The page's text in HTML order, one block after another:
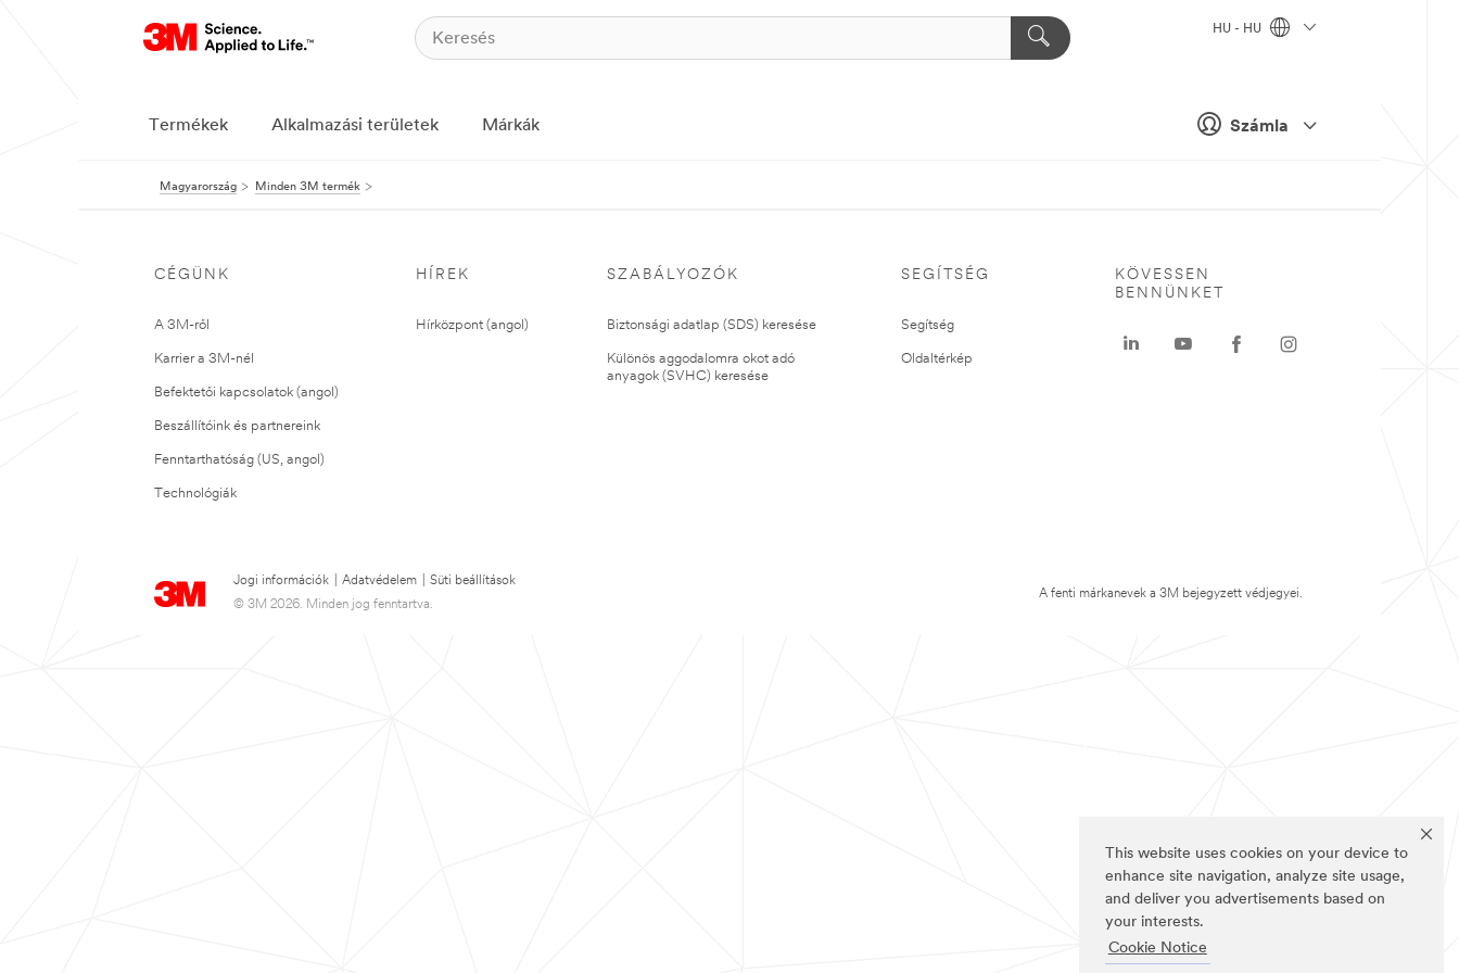
This website uses cookies on your device to
enhance site navigation, analyze site usage,
and deliver you advertisements based on
your interests.
Cookie Notice
Számla
HU - HU
Termékek Alkalmazási területek Márkák
Magyarország Minden 3M termék
CÉGÜNK
A 3M-ről
Karrier a 3M-nél
Befektetői kapcsolatok (angol)
Beszállítóink és partnereink
Fenntarthatóság (US, angol)
Technológiák
HÍREK
Hírközpont (angol)
SZABÁLYOZÓK
Biztonsági adatlap (SDS) keresése
Különös aggodalomra okot adó
anyagok (SVHC) keresése
SEGÍTSÉG
Segítség
Oldaltérkép
Jogi információk Adatvédelem
Süti beállítások
© 3M 2026. Minden jog fenntartva.
KÖVESSEN
BENNÜNKET
A fenti márkanevek a 3M bejegyzett védjegyei.